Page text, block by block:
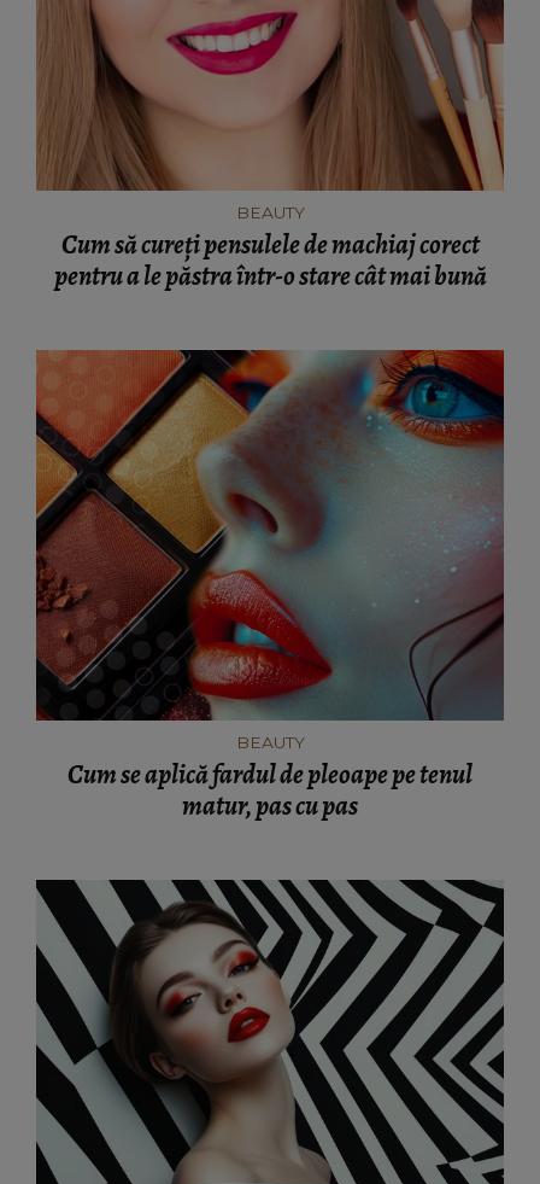
BEAUTY
Cum să cureți pensulele de machiaj corect
pentru a le păstra într-o stare cât mai bună
BEAUTY
Cum se aplică fardul de pleoape pe tenul
matur, pas cu pas